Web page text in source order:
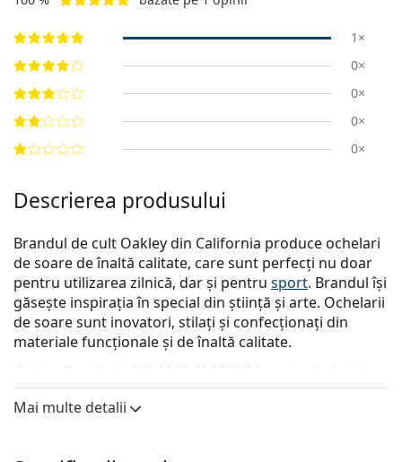
1×
0×
0×
0×
0×
Descrierea produsului
Brandul de cult Oakley din California produce ochelari
de soare de înaltă calitate, care sunt perfecți nu doar
pentru utilizarea zilnică, dar și pentru sport. Brandul își
găsește inspirația în special din știință și arte. Ochelarii
de soare sunt inovatori, stilați și confecționați din
materiale funcționale și de înaltă calitate.
Oakley Deadbolt OO 6046 604601 50
sunt ochelari de
soare pentru bărbați.
Mai multe detalii